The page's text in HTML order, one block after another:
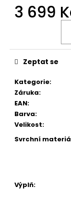
3 699
Kategorie:
Záruka:
EAN:
Barva:
Velikost:
Svrchní
Výplň:
Zeptat se
m